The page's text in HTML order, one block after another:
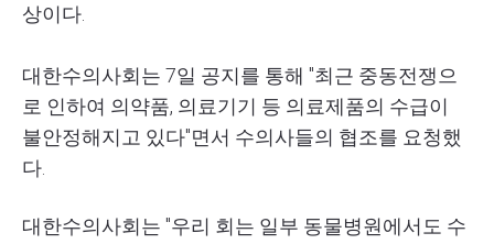
상이다.
대한수의사회는 7일 공지를 통해 "최근 중동전쟁으
로 인하여 의약품, 의료기기 등 의료제품의 수급이
불안정해지고 있다"면서 수의사들의 협조를 요청했
다.
대한수의사회는 "우리 회는 일부 동물병원에서도 수